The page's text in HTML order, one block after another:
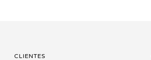
CLIENTES